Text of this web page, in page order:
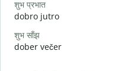
शुभ प्रभात
dobro jutro
शुभ साँझ
dober večer